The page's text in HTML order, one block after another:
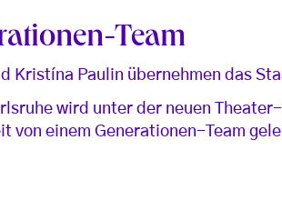
Team
Kristína Paulin übernehmen das
wird unter der neuen
von einem Generationen-Team